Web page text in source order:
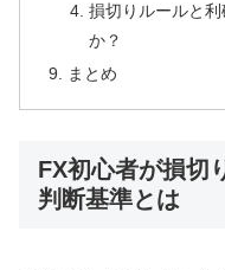
損切りルールと
か？
まとめ
FX初心者が損切
判断基準とは